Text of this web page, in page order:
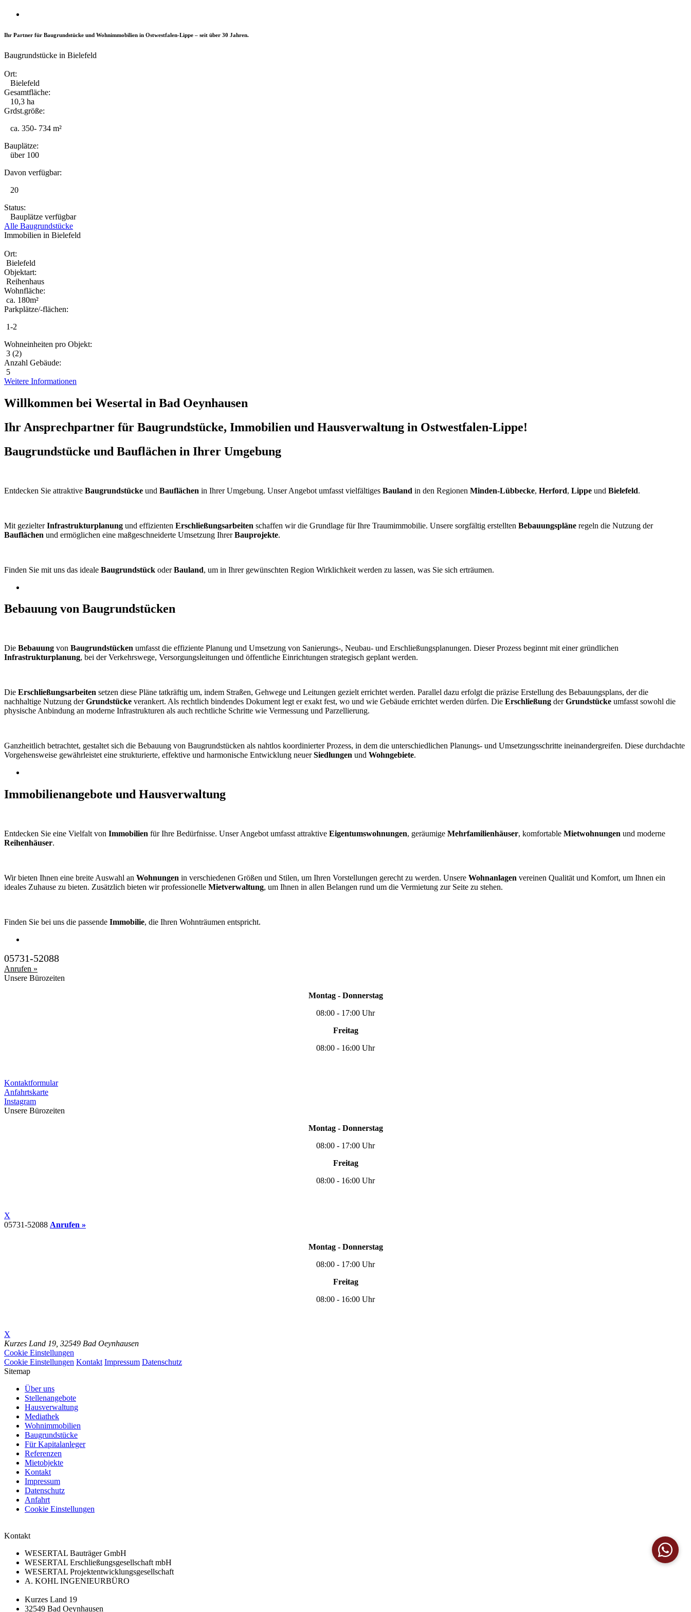
Ihr Partner für Baugrundstücke und Wohnimmobilien in Ostwestfalen-Lippe – seit über 30 Jahren.
Baugrundstücke in Bielefeld
Ort:
Bielefeld
Gesamtfläche:
10,3 ha
Grdst.größe:
ca. 350- 734 m²
Bauplätze:
über 100
Davon verfügbar:
20
Status:
Bauplätze verfügbar
Alle Baugrundstücke
Immobilien in Bielefeld
Ort:
Bielefeld
Objektart:
Reihenhaus
Wohnfläche:
ca. 180m²
Parkplätze/-flächen:
1-2
Wohneinheiten pro Objekt:
3 (2)
Anzahl Gebäude:
5
Weitere Informationen
Willkommen bei Wesertal in Bad Oeynhausen
Ihr Ansprechpartner für Baugrundstücke, Immobilien und Hausverwaltung in Ostwestfalen-Lippe!
Baugrundstücke und Bauflächen in Ihrer Umgebung
Entdecken Sie attraktive Baugrundstücke und Bauflächen in Ihrer Umgebung. Unser Angebot umfasst vielfältiges Bauland in den Regionen Minden-Lübbecke, Herford, Lippe und Bielefeld.
Mit gezielterInfrastrukturplanung und effizienten Erschließungsarbeiten schaffen wir die Grundlage für Ihre Traumimmobilie. Unsere sorgfältig erstellten Bebauungspläne regeln die Nutzung der
Bauflächen und ermöglichen eine maßgeschneiderte Umsetzung IhrerBauprojekte.
Finden Sie mit uns das ideale Baugrundstück oderBauland, um in Ihrer gewünschten Region Wirklichkeit werden zu lassen, was Sie sich erträumen.
Bebauung von Baugrundstücken
Die Bebauung von Baugrundstücken umfasst die effiziente Planung und Umsetzung von Sanierungs-, Neubau- und Erschließungsplanungen. Dieser Prozess beginnt mit einer gründlichen
Infrastrukturplanung, bei der Verkehrswege, Versorgungsleitungen und öffentliche Einrichtungen strategisch geplant werden.
Die Erschließungsarbeiten setzen diese Pläne tatkräftig um, indem Straßen, Gehwege und Leitungen gezielt errichtet werden. Parallel dazu erfolgt die präzise Erstellung des Bebauungsplans, der die
nachhaltige Nutzung derGrundstücke verankert. Als rechtlich bindendes Dokument legt er exakt fest, wo und wie Gebäude errichtet werden dürfen. Die Erschließung derGrundstücke umfasst sowohl die
physische Anbindung an moderne Infrastrukturen als auch rechtliche Schritte wie Vermessung und Parzellierung.
Ganzheitlich betrachtet, gestaltet sich die Bebauung von Baugrundstücken als nahtlos koordinierter Prozess, in dem die unterschiedlichen Planungs- und Umsetzungsschritte ineinandergreifen. Diese durchdachte
Vorgehensweise gewährleistet eine strukturierte, effektive und harmonische Entwicklung neuerSiedlungen und Wohngebiete.
Immobilienangebote und Hausverwaltung
Entdecken Sie eine Vielfalt von Immobilien für Ihre Bedürfnisse. Unser Angebot umfasst attraktive Eigentumswohnungen, geräumige Mehrfamilienhäuser, komfortable Mietwohnungen und moderne
Reihenhäuser.
Wir bieten Ihnen eine breite Auswahl an Wohnungen in verschiedenen Größen und Stilen, um Ihren Vorstellungen gerecht zu werden. Unsere Wohnanlagen vereinen Qualität und Komfort, um Ihnen ein
ideales Zuhause zu bieten. Zusätzlich bieten wir professionelle Mietverwaltung, um Ihnen in allen Belangen rund um die Vermietung zur Seite zu stehen.
Finden Sie bei uns die passende Immobilie, die Ihren Wohnträumen entspricht.
05731-52088
Anrufen »
Unsere Bürozeiten
Montag - Donnerstag
08:00 - 17:00 Uhr
Freitag
08:00 - 16:00 Uhr
Kontaktformular
Anfahrtskarte
Instagram
Unsere Bürozeiten
Montag - Donnerstag
08:00 - 17:00 Uhr
Freitag
08:00 - 16:00 Uhr
X
05731-52088 Anrufen »
Montag - Donnerstag
08:00 - 17:00 Uhr
Freitag
08:00 - 16:00 Uhr
X
Kurzes Land 19, 32549 Bad Oeynhausen
Cookie Einstellungen
Cookie Einstellungen Kontakt Impressum Datenschutz
Sitemap
Über uns
Stellenangebote
Hausverwaltung
Mediathek
Wohnimmobilien
Baugrundstücke
Für Kapitalanleger
Referenzen
Mietobjekte
Kontakt
Impressum
Datenschutz
Anfahrt
Cookie Einstellungen
Kontakt
WESERTAL Bauträger GmbH
WESERTAL Erschließungsgesellschaft mbH
WESERTAL Projektentwicklungsgesellschaft
A. KOHL INGENIEURBÜRO
Kurzes Land 19
32549 Bad Oeynhausen